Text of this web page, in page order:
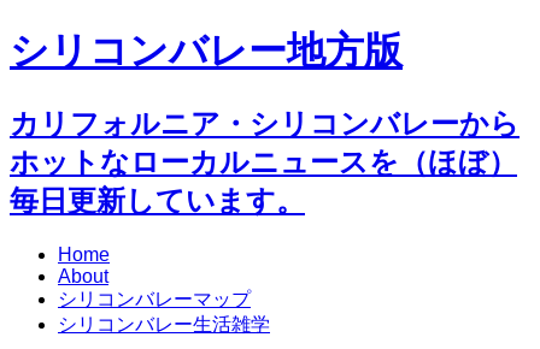
シリコンバレー地方版
カリフォルニア・シリコンバレーから
ホットなローカルニュースを（ほぼ）
毎日更新しています。
Home
About
シリコンバレーマップ
シリコンバレー生活雑学